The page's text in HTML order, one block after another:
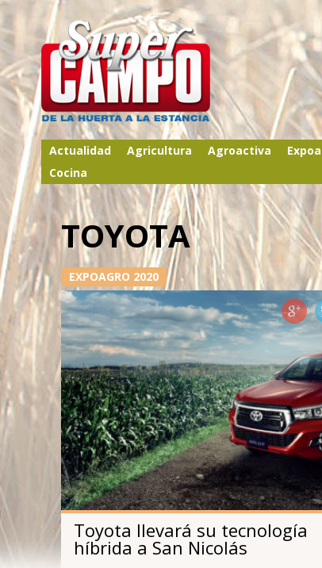
Actualidad Agricultura Agroactiva
Cocina
TOYOTA
EXPOAGRO 2020
Toyota llevará su tecnología
híbrida a San Nicolás